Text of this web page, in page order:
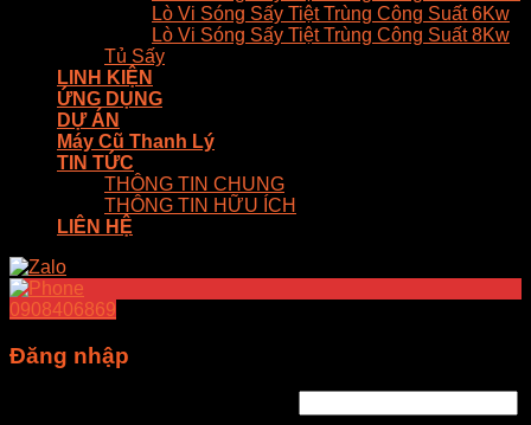
Lò Vi Sóng Sấy Tiệt Trùng Công Suất 6Kw
Lò Vi Sóng Sấy Tiệt Trùng Công Suất 8Kw
Tủ Sấy
LINH KIỆN
ỨNG DỤNG
DỰ ÁN
Máy Cũ Thanh Lý
TIN TỨC
THÔNG TIN CHUNG
THÔNG TIN HỮU ÍCH
LIÊN HỆ
0908406869
Đăng nhập